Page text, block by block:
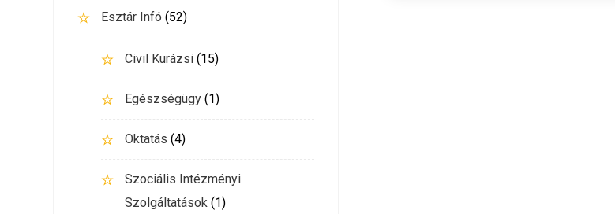
Esztár Infó (52)
Civil Kurázsi (15)
Egészségügy (1)
Oktatás (4)
Szociális Intézményi
Szolgáltatások (1)